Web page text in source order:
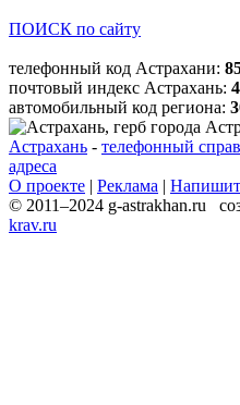
ПОИСК по сайту
телефонный код Астрахани:
почтовый индекс Астрахань:
автомобильный код региона:
Астрахань - телефонный
адреса
О проекте | Реклама |
© 2011–2024 g-astrakhan.ru
krav.ru